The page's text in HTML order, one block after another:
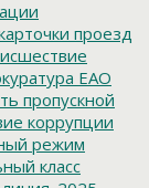
проезд
ЕАО
пропускной
коррупции
режим
класс